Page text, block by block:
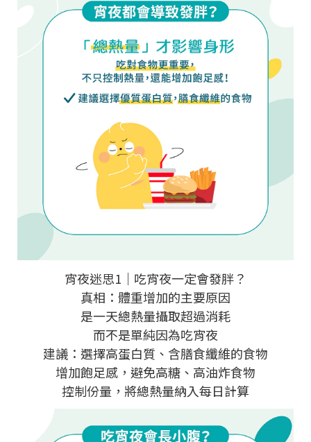
宵夜迷思1｜吃宵夜一定會發胖？
真相：體重增加的主要原因
是一天總熱量攝取超過消耗
而不是單純因為吃宵夜
建議：選擇高蛋白質、含膳食纖維的食物
增加飽足感，避免高糖、高油炸食物
控制份量，將總熱量納入每日計算